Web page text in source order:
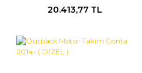
20.413,77 TL